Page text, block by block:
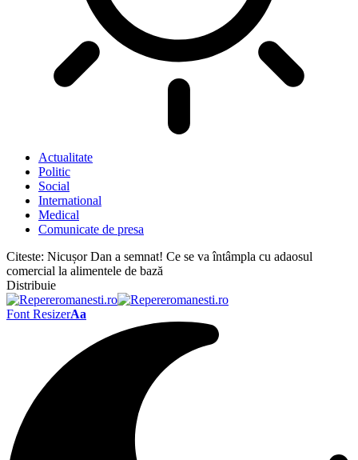
Actualitate
Politic
Social
International
Medical
Comunicate de presa
Citeste: Nicușor Dan a semnat! Ce se va întâmpla cu adaosul
comercial la alimentele de bază
Distribuie
Font ResizerAa